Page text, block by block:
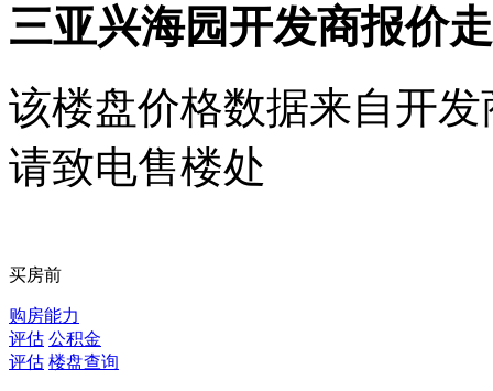
三亚兴海园开发商报价
该楼盘价格数据来自开
请致电售楼处
买房前
购房能力
评估 公积金
评估 楼盘查询